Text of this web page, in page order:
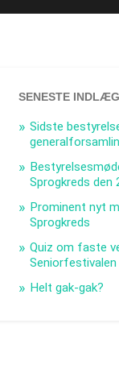
SENESTE INDLÆG
Sidste
Sprogkreds den
Prominent nyt
Sprogkreds
Quiz om faste
Seniorfestivalen
Helt gak-gak?